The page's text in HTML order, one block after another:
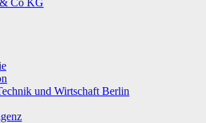
und Wirtschaft Berlin